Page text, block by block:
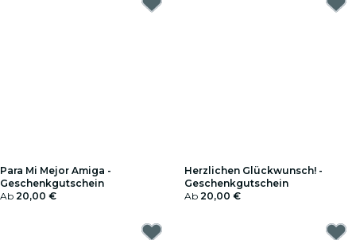
Para Mi Mejor Amiga -
Geschenkgutschein
Ab 20,00 €
Herzlichen Glückwunsch! -
Geschenkgutschein
Ab 20,00 €